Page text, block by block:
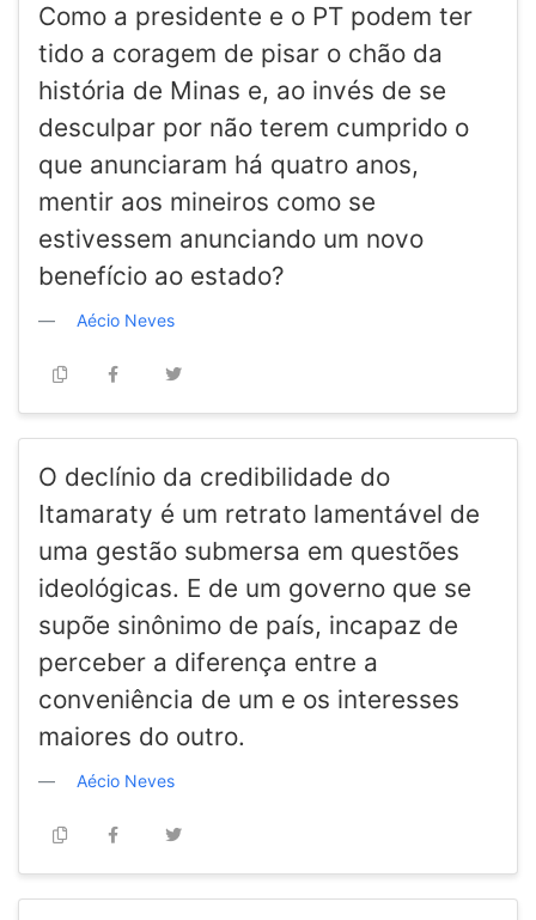
Como a presidente e o PT podem ter
tido a coragem de pisar o chão da
história de Minas e, ao invés de se
desculpar por não terem cumprido o
que anunciaram há quatro anos,
mentir aos mineiros como se
estivessem anunciando um novo
benefício ao estado?
Aécio Neves
O declínio da credibilidade do
Itamaraty é um retrato lamentável de
uma gestão submersa em questões
ideológicas. E de um governo que se
supõe sinônimo de país, incapaz de
perceber a diferença entre a
conveniência de um e os interesses
maiores do outro.
Aécio Neves